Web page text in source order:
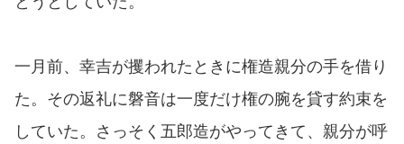
一月前、幸吉が攫われたときに権造親分の手を借り
た。その返礼に磐音は一度だけ権の腕を貸す約束を
していた。さっそく五郎造がやってきて、親分が呼